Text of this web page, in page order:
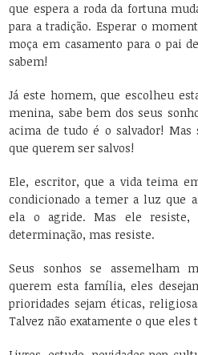
que espera a roda da fortuna
para a tradição. Esperar o
moça em casamento para o pai
sabem!
Já este homem, que escolheu
menina, sabe bem dos seus
acima de tudo é o salvador! Mas
que querem ser salvos!
Ele, escritor, que a vida teima
condicionado a temer a luz que
ela o agride. Mas ele resiste,
determinação, mas resiste.
Seus sonhos se assemelham
querem esta família, eles
prioridades sejam éticas,
Talvez não exatamente o que eles